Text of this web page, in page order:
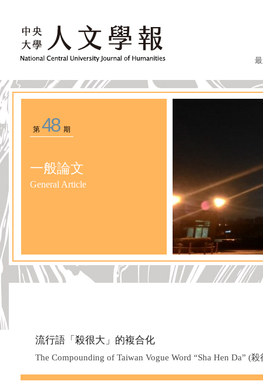
第 48期
一般論文
General Article
流行語「殺很大」的複合化
The Compounding of Taiwan Vogue Word “Sha Hen Da” (殺